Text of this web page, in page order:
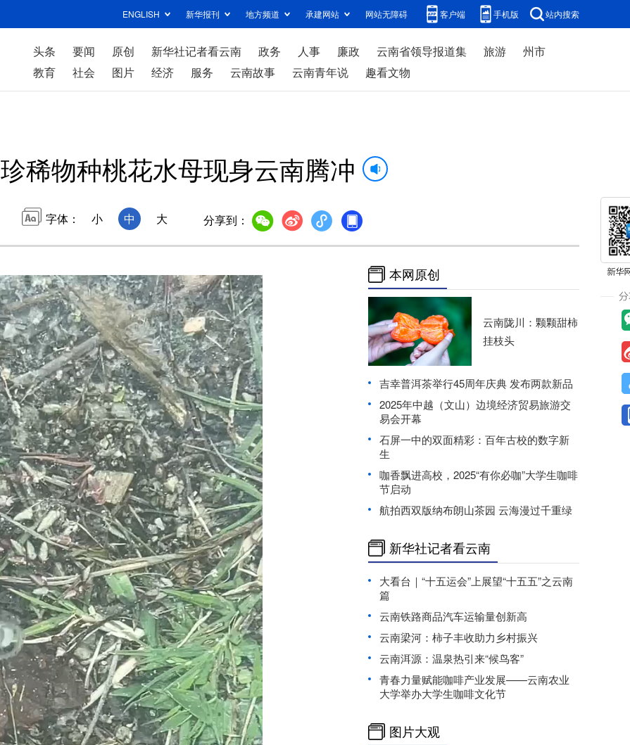
ENGLISH 新华报刊 地方频道 承建网站 网站无障碍 客户端 手机版 站内搜索
头条 要闻 原创 新华社记者看云南 政务 人事 廉政 云南省领导报道集 旅游
州市
教育
社会 图片 经济 服务 云南故事 云南青年说 趣看文物
珍稀物种桃花水母现身云南腾冲
字体： 小 中 大 分享到：
本网原创
云南陇川：颗颗甜柿
挂枝头
吉幸普洱茶举行45周年庆典 发布两款新品
2025年中越（文山）边境经济贸易旅游交
易会开幕
石屏一中的双面精彩：百年古校的数字新
生
咖香飘进高校，2025“有你必咖”大学生咖啡
节启动
航拍西双版纳布朗山茶园 云海漫过千重绿
新华社记者看云南
大看台｜“十五运会”上展望“十五五”之云南
篇
云南铁路商品汽车运输量创新高
云南梁河：柿子丰收助力乡村振兴
云南洱源：温泉热引来“候鸟客”
青春力量赋能咖啡产业发展——云南农业
大学举办大学生咖啡文化节
图片大观